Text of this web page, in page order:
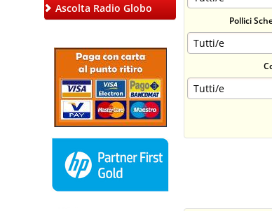
Ascolta Radio Globo
Pollici